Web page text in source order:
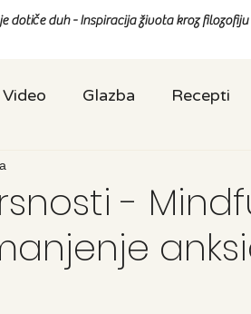
dotiče duh - Inspiracija života kroz
Video Glazba Recepti
-